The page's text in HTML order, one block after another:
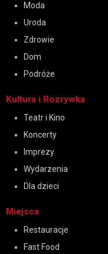
Moda
Uroda
Zdrowie
Dom
Podróże
Kultura i Rozrywka
Teatr i Kino
Koncerty
Imprezy
Wydarzenia
Dla dzieci
Miejsca
Restauracje
Fast Food